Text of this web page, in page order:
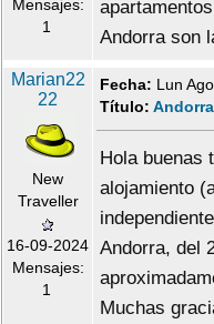
Mensajes:
1
Andorra son
Marian22
22
New
Traveller
16-09-2024
Mensajes:
1
Fecha: Lun
Título:
Hola buenas
alojamiento
Andorra, del
Muchas